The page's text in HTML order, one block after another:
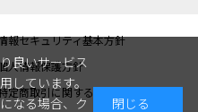
報セキュリティ基本方針
人情報保護方針
定商取引に関する表記
良いサービス
しています。
なる場合、ク
閉じる